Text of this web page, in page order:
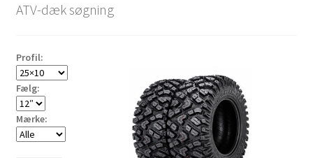
lav
ATV-dæk søgning
Profil:
Fælg:
Mærke: